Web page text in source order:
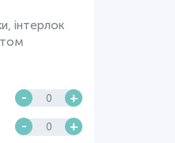
інтерлок
- +
- +